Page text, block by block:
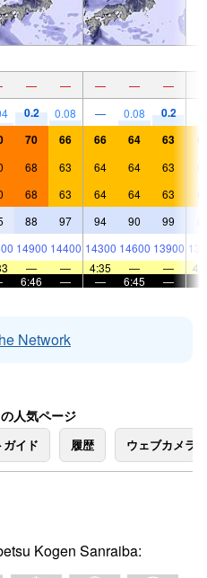
— — — — —
0.2 0.08 — 0.08 0.2
70 66 66 64 63
68 63 64 64 63
68 63 64 64 63
88 97 94 90 99
14900 14400 14300 14600 13900
— — 4:35 — —
6:46 — — 6:45 —
Network
人気ページ
イド 履歴 ウェブカメラ
Kogen Sanraiba: